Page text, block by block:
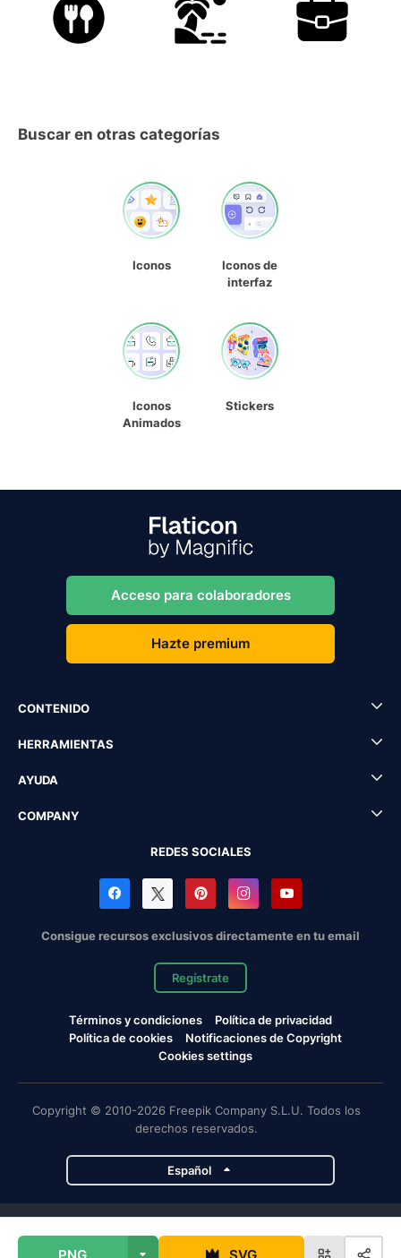
Buscar en otras categorías
Iconos
Iconos de
interfaz
Iconos
Animados
Stickers
Acceso para colaboradores
Hazte premium
CONTENIDO
HERRAMIENTAS
AYUDA
COMPANY
REDES SOCIALES
Consigue recursos exclusivos directamente en tu email
Regístrate
Términos y condiciones
Política de privacidad
Política de cookies
Notificaciones de Copyright
Cookies settings
Copyright © 2010-2026 Freepik Company S.L.U. Todos los
derechos reservados.
Español